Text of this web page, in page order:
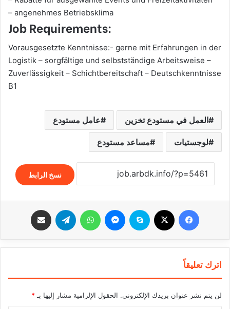
– angenehmes Betriebsklima
Job Requirements:
Vorausgesetzte Kenntnisse:- gerne mit Erfahrungen in der
Logistik – sorgfältige und selbstständige Arbeitsweise –
Zuverlässigkeit – Schichtbereitschaft – Deutschkenntnisse
B1
العمل في مستودع تخزين عامل مستودع
لوجستيات مساعد مستودع
نسخ الرابط
اترك تعليقاً
لن يتم نشر عنوان بريدك الإلكتروني. الحقول الإلزامية مشار إليها بـ*